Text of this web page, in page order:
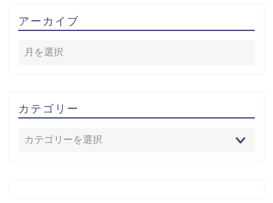
アーカイブ
カテゴリー